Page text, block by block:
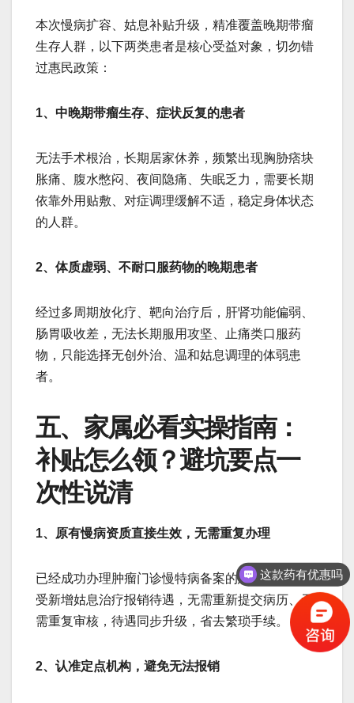
本次慢病扩容、姑息补贴升级，精准覆盖晚期带瘤
生存人群，以下两类患者是核心受益对象，切勿错
过惠民政策：
1、中晚期带瘤生存、症状反复的患者
无法手术根治，长期居家休养，频繁出现胸胁痞块
胀痛、腹水憋闷、夜间隐痛、失眠乏力，需要长期
依靠外用贴敷、对症调理缓解不适，稳定身体状态
的人群。
2、体质虚弱、不耐口服药物的晚期患者
经过多周期放化疗、靶向治疗后，肝肾功能偏弱、
肠胃吸收差，无法长期服用攻坚、止痛类口服药
物，只能选择无创外治、温和姑息调理的体弱患
者。
五、家属必看实操指南：
补贴怎么领？避坑要点一
次性说清
1、原有慢病资质直接生效，无需重复办理
已经成功办理肿瘤门诊慢特病备案的患者，自动享
受新增姑息治疗报销待遇，无需重新提交病历、无
需重复审核，待遇同步升级，省去繁琐手续。
2、认准定点机构，避免无法报销
这款药有优惠吗
保守治疗的方法有吗